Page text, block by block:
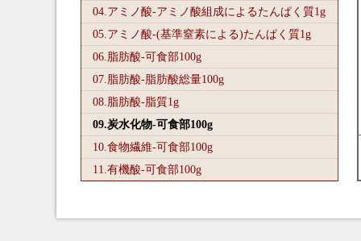
04.アミノ酸-アミノ酸組成によるたんぱく質1g
05.アミノ酸-(基準窒素による)たんぱく質1g
06.脂肪酸-可食部100g
07.脂肪酸-脂肪酸総量100g
08.脂肪酸-脂質1g
09.炭水化物-可食部100g
10.食物繊維-可食部100g
11.有機酸-可食部100g